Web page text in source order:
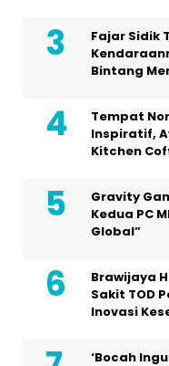
Fajar Sidik
Bintang
Tempat
Inspiratif,
Kitchen
Gravity
Kedua PC
Global”
Brawijaya
Sakit TOD
Inovasi
‘Bocah